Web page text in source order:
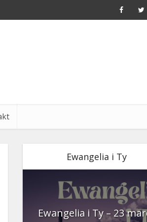
Ewangelia i Ty
Ewangelia i Ty – 23